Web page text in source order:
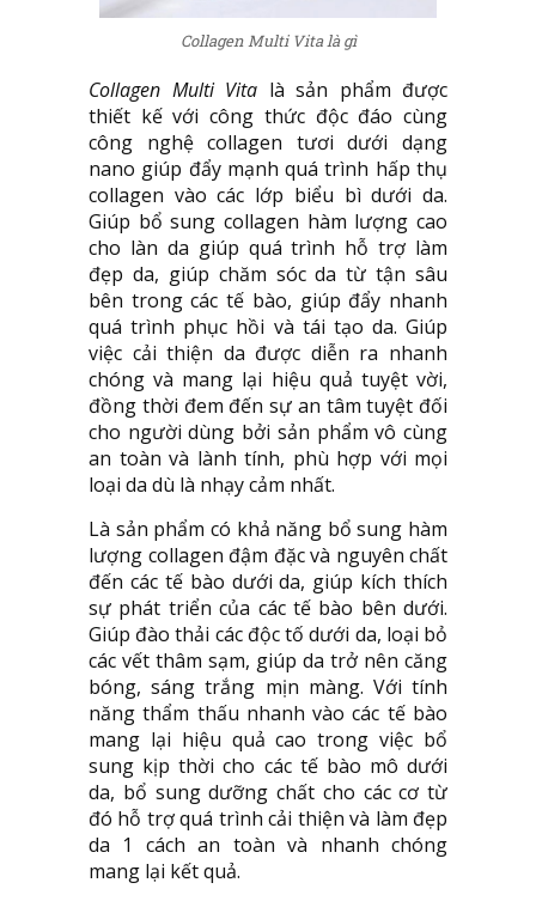
Collagen Multi Vita là gì
Collagen Multi Vita là sản phẩm được
thiết kế với công thức độc đáo cùng
công nghệ collagen tươi dưới dạng
nano giúp đẩy mạnh quá trình hấp thụ
collagen vào các lớp biểu bì dưới da.
Giúp bổ sung collagen hàm lượng cao
cho làn da giúp quá trình hỗ trợ làm
đẹp da, giúp chăm sóc da từ tận sâu
bên trong các tế bào, giúp đẩy nhanh
quá trình phục hồi và tái tạo da. Giúp
việc cải thiện da được diễn ra nhanh
chóng và mang lại hiệu quả tuyệt vời,
đồng thời đem đến sự an tâm tuyệt đối
cho người dùng bởi sản phẩm vô cùng
an toàn và lành tính, phù hợp với mọi
loại da dù là nhạy cảm nhất.
Là sản phẩm có khả năng bổ sung hàm
lượng collagen đậm đặc và nguyên chất
đến các tế bào dưới da, giúp kích thích
sự phát triển của các tế bào bên dưới.
Giúp đào thải các độc tố dưới da, loại bỏ
các vết thâm sạm, giúp da trở nên căng
bóng, sáng trắng mịn màng. Với tính
năng thẩm thấu nhanh vào các tế bào
mang lại hiệu quả cao trong việc bổ
sung kịp thời cho các tế bào mô dưới
da, bổ sung dưỡng chất cho các cơ từ
đó hỗ trợ quá trình cải thiện và làm đẹp
da 1 cách an toàn và nhanh chóng
mang lại kết quả.